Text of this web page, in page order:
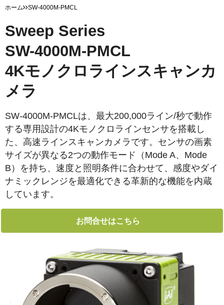
ホーム SW-4000M-PMCL
Sweep Series
SW-4000M-PMCL
4Kモノクロラインスキャンカ
メラ
SW-4000M-PMCLは、最大200,000ライン/秒で動作
する専用設計の4Kモノクロラインセンサを搭載し
た、高速ラインスキャンカメラです。センサの画素
サイズが異なる2つの動作モード（Mode A、Mode
B）を持ち、速度と照明条件に合わせて、感度やダイ
ナミックレンジを最適化できる革新的な機能を内蔵
しています。
お問合せはこちら